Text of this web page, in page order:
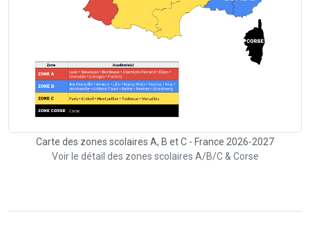
Carte des zones scolaires A, B et C - France 2026-2027
Voir le détail des zones scolaires A/B/C & Corse